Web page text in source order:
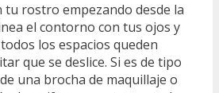
tu rostro empezando desde la
el contorno con tus ojos y
los espacios queden
que se deslice. Si es de tipo
una brocha de maquillaje o